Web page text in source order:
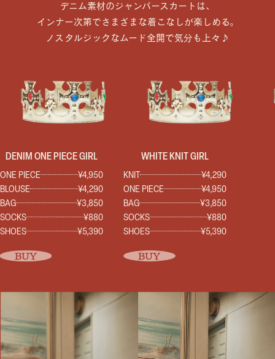
デニム素材のジャンパースカートは、
インナー次第でさまざまな着こなしが楽しめる。
ノスタルジックなムード全開で気分も上々♪
DENIM ONE PIECE GIRL
ONE PIECE
¥4,950
BLOUSE
¥4,290
BAG
¥3,850
SOCKS
¥880
SHOES
¥5,390
BUY
WHITE KNIT GIRL
KNIT
¥4,290
ONE PIECE
¥4,950
BAG
¥3,850
SOCKS
¥880
SHOES
¥5,390
BUY